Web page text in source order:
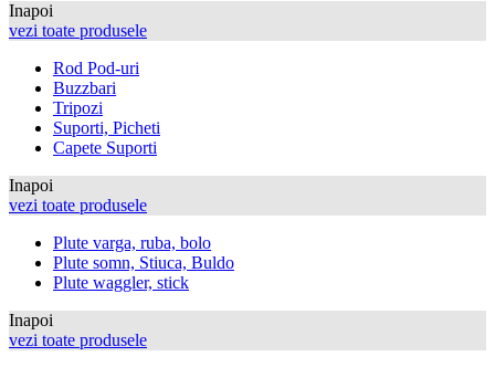
Inapoi
vezi toate produsele
Rod Pod-uri
Buzzbari
Tripozi
Suporti, Picheti
Capete Suporti
Inapoi
vezi toate produsele
Plute varga, ruba, bolo
Plute somn, Stiuca, Buldo
Plute waggler, stick
Inapoi
vezi toate produsele